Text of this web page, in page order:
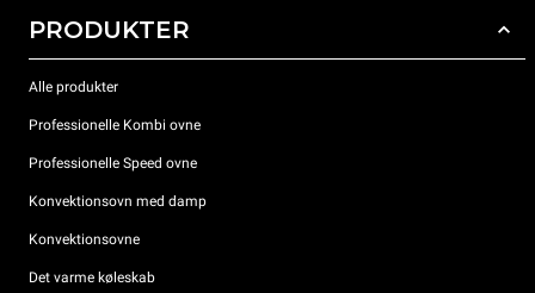
PRODUKTER
Alle produkter
Professionelle Kombi ovne
Professionelle Speed ovne
Konvektionsovn med damp
Konvektionsovne
Det varme køleskab